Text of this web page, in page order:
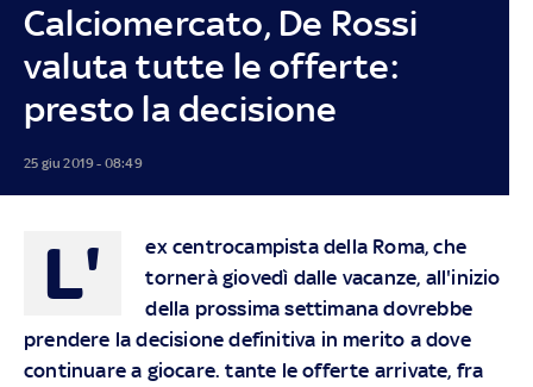
Calciomercato, De Rossi
valuta tutte le offerte:
presto la decisione
25 giu 2019 - 08:49
L'
ex centrocampista della Roma, che
tornerà giovedì dalle vacanze, all'inizio
della prossima settimana dovrebbe
prendere la decisione definitiva in merito a dove
continuare a giocare. tante le offerte arrivate, fra